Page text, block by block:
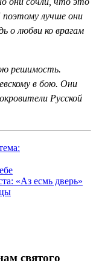
лучше они
о любви ко врагам
решимость.
в бою. Они
Русской
«Аз есмь дверь»
святого